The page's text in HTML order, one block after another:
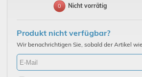
0 Nicht vorrätig
Produkt nicht verfügbar?
Wir benachrichtigen Sie, sobald der Artikel